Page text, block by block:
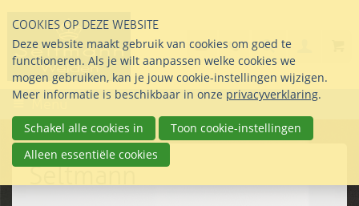
links
over
Direct
naar
inhoud
Direct
naar
het
info@seltmann-
Stel uw vraag
085 76 07 000
Search
Menu
Seltmann
COOKIES OP DEZE WEBSITE
Deze website maakt gebruik van cookies om goed te
functioneren. Als je wilt aanpassen welke cookies we
mogen gebruiken, kan je jouw cookie-instellingen wijzigen.
Meer informatie is beschikbaar in onze privacyverklaring.
Schakel alle cookies in
Toon cookie-instellingen
Alleen essentiële cookies